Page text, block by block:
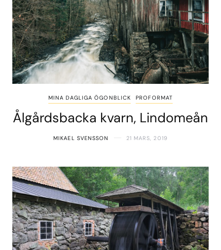
MINA DAGLIGA ÖGONBLICK PROFORMAT
Ålgårdsbacka kvarn, Lindomeån
MIKAEL SVENSSON 21 MARS, 2019